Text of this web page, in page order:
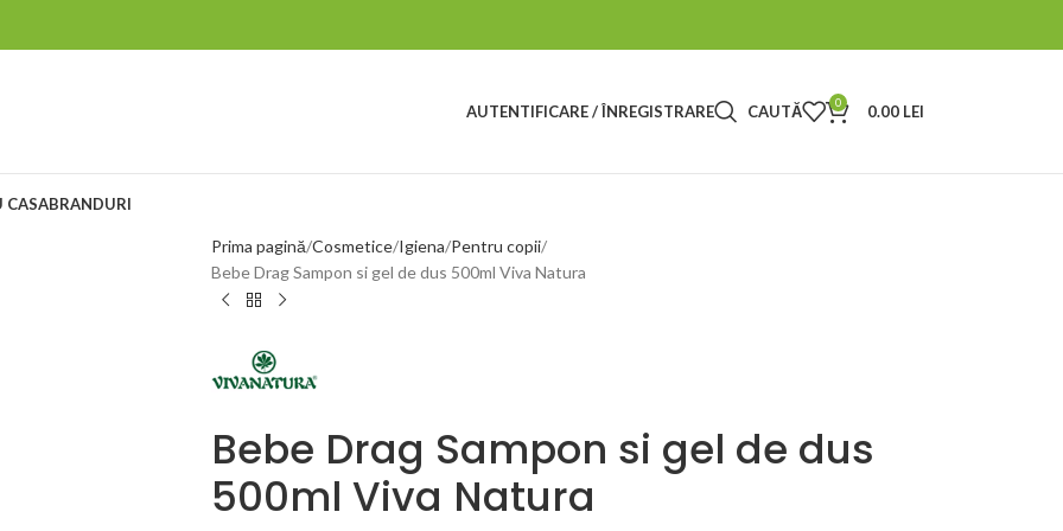
AUTENTIFICARE / ÎNREGISTRARE CAUTĂ 0 0.00 LEI
CASABRANDURI
Prima pagină Cosmetice Igiena Pentru copii
Bebe Drag Sampon si gel de dus 500ml Viva Natura
Bebe Drag Sampon si gel de dus
500ml Viva Natura